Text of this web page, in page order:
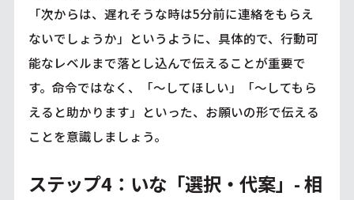
「次からは、遅れそうな時は5分前に連絡をもらえ
ないでしょうか」というように、具体的で、行動可
能なレベルまで落とし込んで伝えることが重要で
す。命令ではなく、「～してほしい」「～してもら
えると助かります」といった、お願いの形で伝える
ことを意識しましょう。
ステップ4：いな「選択・代案」- 相